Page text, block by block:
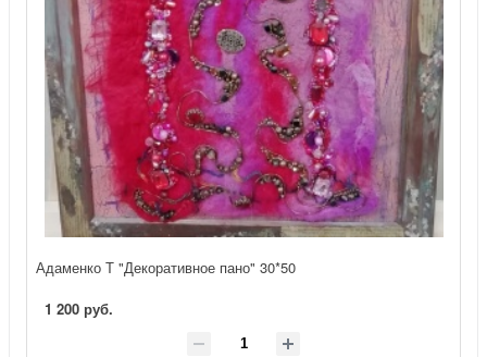
Адаменко Т "Декоративное пано" 30*50
1 200 руб.